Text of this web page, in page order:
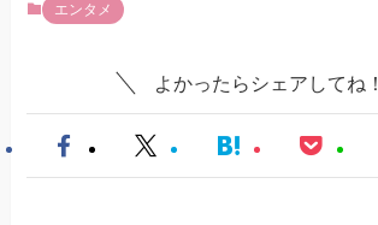
エンタメ
よかったらシェアしてね！